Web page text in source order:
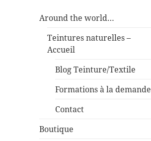
Around the world…
Teintures naturelles –
Accueil
Blog Teinture/Textile
Formations à la demande
Contact
Boutique